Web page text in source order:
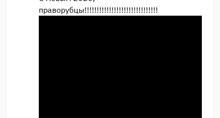
праворубцы!!!!!!!!!!!!!!!!!!!!!!!!!!!!!!